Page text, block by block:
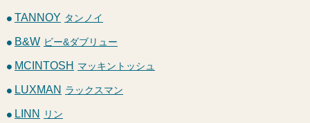
TANNOY タンノイ
B&W ビー&ダブリュー
MCINTOSH マッキントッシュ
LUXMAN ラックスマン
LINN リン